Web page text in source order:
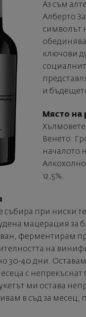
Аз съм
Aлберто
символът
ключови
и
Място на
Венето.
началото
12,5%.
събира при ниски
мацерация за
ферментирам
на
30-40 дни.
с непрекъснат
ми остава
в съд за месец,